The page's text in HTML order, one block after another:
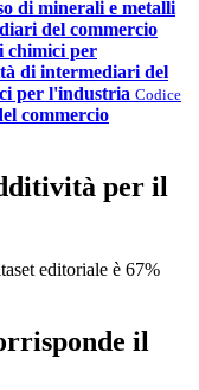
di minerali e metalli
del commercio
chimici per
di intermediari del
per l'industria Codice
commercio
per il
editoriale è 67%
il